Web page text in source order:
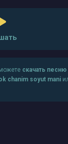
скачать
chanim soyut mani